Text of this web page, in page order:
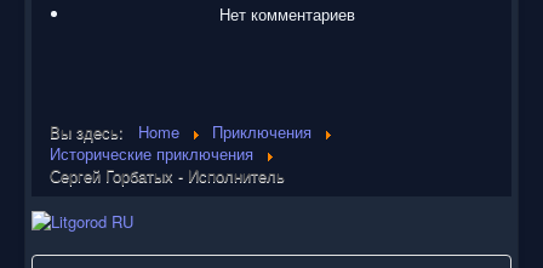
Нет комментариев
Вы здесь: Home
Приключения
Исторические приключения
Сергей Горбатых - Исполнитель